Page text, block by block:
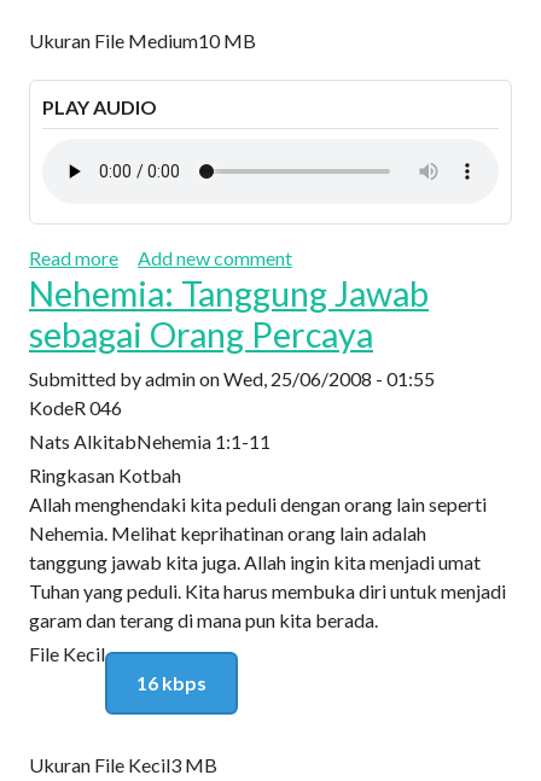
Ukuran File Medium10 MB
PLAY AUDIO
Read moreabout Luar Dalam Bersih dan Sehat
Add new comment
Nehemia: Tanggung Jawab
sebagai Orang Percaya
Submitted byadminonWed, 25/06/2008 - 01:55
KodeR 046
Nats AlkitabNehemia 1:1-11
Ringkasan Kotbah
Allah menghendaki kita peduli dengan orang lain seperti
Nehemia. Melihat keprihatinan orang lain adalah
tanggung jawab kita juga. Allah ingin kita menjadi umat
Tuhan yang peduli. Kita harus membuka diri untuk menjadi
garam dan terang di mana pun kita berada.
File Kecil
16 kbps
Ukuran File Kecil3 MB